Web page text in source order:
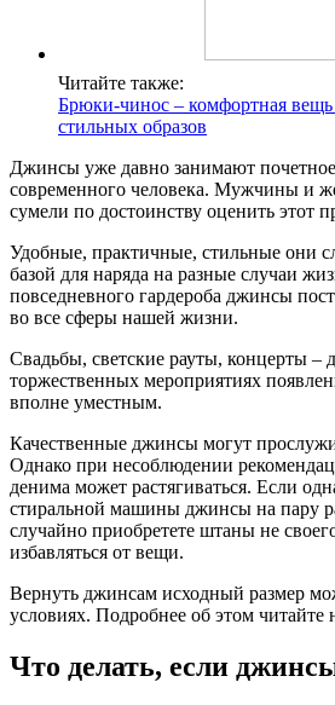
Читайте также:
Брюки-чинос – комфортная
стильных образов
Джинсы уже давно занимают почетное
современного человека. Мужчины и
сумели по достоинству оценить этот
Удобные, практичные, стильные они
базой для наряда на разные случаи
повседневного гардероба джинсы
во все сферы нашей жизни.
Свадьбы, светские рауты, концерты –
торжественных мероприятиях
вполне уместным.
Качественные джинсы могут
Однако при несоблюдении
денима может растягиваться. Если
стиральной машины джинсы на пару
случайно приобретете штаны не
избавляться от вещи.
Вернуть джинсам исходный размер
условиях. Подробнее об этом читайте
Что делать, если